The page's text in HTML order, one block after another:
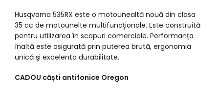
Husqvarna 535RX este o motounealtă nouă din clasa
35 cc de motounelte multifuncţionale. Este construită
pentru utilizarea în scopuri comerciale. Performanţa
înaltă este asigurată prin puterea brută, ergonomia
unică şi excelenta durabilitate.
CADOU căști antifonice Oregon